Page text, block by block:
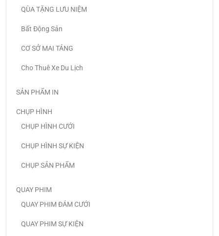
QÙA TẶNG LƯU NIỆM
Bất Động Sản
CƠ SỞ MAI TÁNG
Cho Thuê Xe Du Lịch
SẢN PHẨM IN
CHỤP HÌNH
CHỤP HÌNH CƯỚI
CHỤP HÌNH SỰ KIỆN
CHỤP SẢN PHẨM
QUAY PHIM
QUAY PHIM ĐÁM CƯỚI
QUAY PHIM SỰ KIỆN